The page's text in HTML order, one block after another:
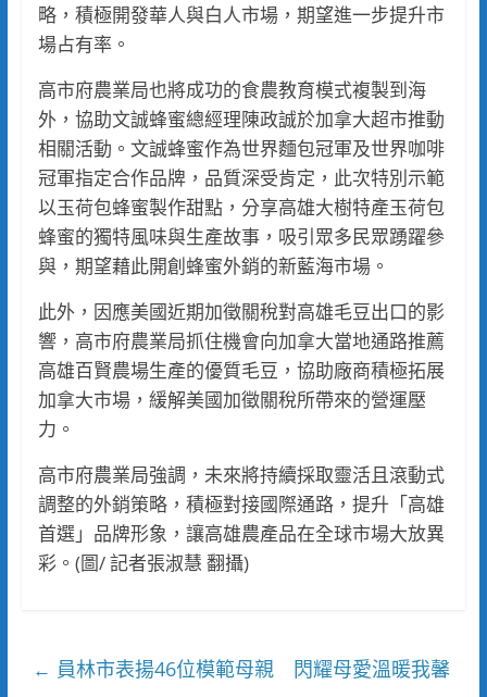
略，積極開發華人與白人市場，期望進一步提升市
場占有率。
高市府農業局也將成功的食農教育模式複製到海
外，協助文誠蜂蜜總經理陳政誠於加拿大超市推動
相關活動。文誠蜂蜜作為世界麵包冠軍及世界咖啡
冠軍指定合作品牌，品質深受肯定，此次特別示範
以玉荷包蜂蜜製作甜點，分享高雄大樹特產玉荷包
蜂蜜的獨特風味與生產故事，吸引眾多民眾踴躍參
與，期望藉此開創蜂蜜外銷的新藍海市場。
此外，因應美國近期加徵關稅對高雄毛豆出口的影
響，高市府農業局抓住機會向加拿大當地通路推薦
高雄百賢農場生產的優質毛豆，協助廠商積極拓展
加拿大市場，緩解美國加徵關稅所帶來的營運壓
力。
高市府農業局強調，未來將持續採取靈活且滾動式
調整的外銷策略，積極對接國際通路，提升「高雄
首選」品牌形象，讓高雄農產品在全球市場大放異
彩。(圖/ 記者張淑慧 翻攝)
← 員林市表揚46位模範母親 閃耀母愛溫暖我馨